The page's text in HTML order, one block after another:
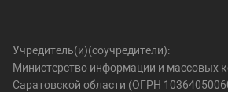
Учредитель(и)(соучредители):
Министерство информации и массовых
Саратовской области (ОГРН